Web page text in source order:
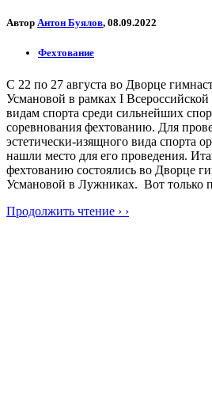
Автор Антон Буялов, 08.09.2022
Фехтование
С 22 по 27 августа во Дворце
Усмановой в рамках I
видам спорта среди сильнейших
соревнования фехтованию. Для
эстетически-изящного вида спорта
нашли место для его проведения.
фехтованию состоялись во Дворце
Усмановой в Лужниках. Вот только
Продолжить чтение › ›